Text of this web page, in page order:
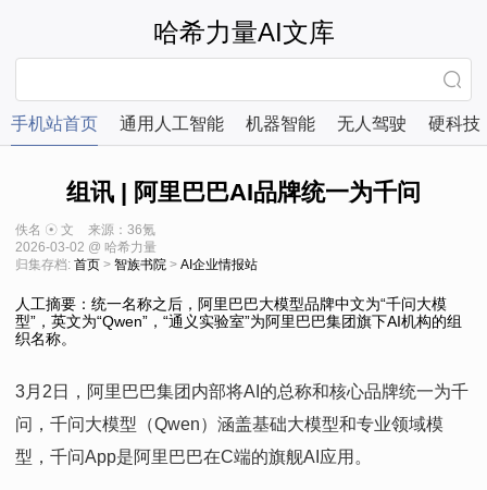
哈希力量AI文库
手机站首页 通用人工智能 机器智能 无人驾驶 硬科技
组讯 | 阿里巴巴AI品牌统一为千问
佚名 ☉ 文
来源：36氪
2026-03-02 @ 哈希力量
归集存档: 首页 > 智族书院 > AI企业情报站
人工摘要：统一名称之后，阿里巴巴大模型品牌中文为“千问大模
型”，英文为“Qwen”，“通义实验室”为阿里巴巴集团旗下AI机构的组
织名称。
3月2日，阿里巴巴集团内部将AI的总称和核心品牌统一为千
问，千问大模型（Qwen）涵盖基础大模型和专业领域模
型，千问App是阿里巴巴在C端的旗舰AI应用。